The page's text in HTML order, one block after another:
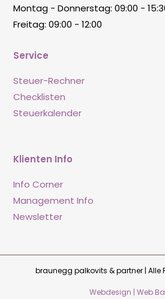
Service
Steuer-Rechner
Checklisten
Steuerkalender
Klienten Info
Info Corner
Management Info
Newsletter
Montag - Donnerstag: 09:00 -
Freitag: 09:00 - 12:00
braunegg palkovits & partner | Alle
Webdesign | Web